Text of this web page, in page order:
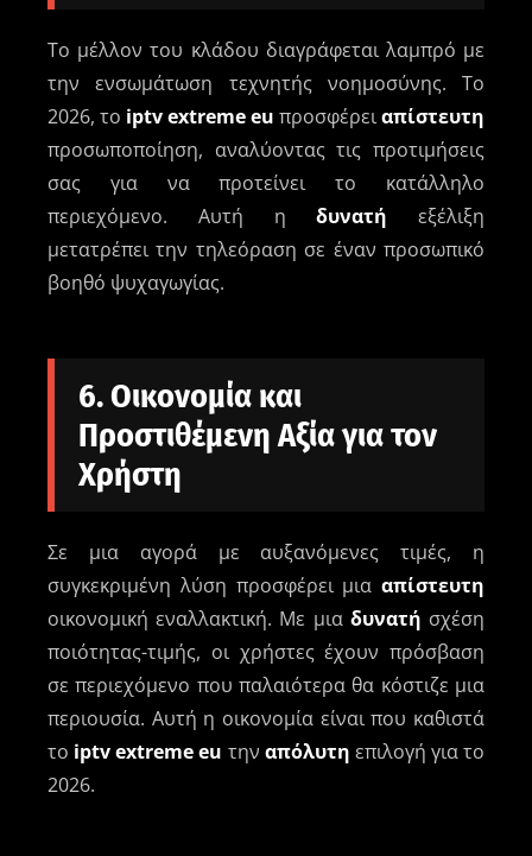
Το μέλλον του κλάδου διαγράφεται λαμπρό με
την ενσωμάτωση τεχνητής νοημοσύνης. Το
2026, το iptv extreme eu προσφέρειαπίστευτη
προσωποποίηση, αναλύοντας τις προτιμήσεις
σας για να προτείνει το κατάλληλο
περιεχόμενο. Αυτή ηδυνατή εξέλιξη
μετατρέπει την τηλεόραση σε έναν προσωπικό
βοηθό ψυχαγωγίας.
6. Οικονομία και
Προστιθέμενη Αξία για τον
Χρήστη
Σε μια αγορά με αυξανόμενες τιμές, η
συγκεκριμένη λύση προσφέρει μια απίστευτη
οικονομική εναλλακτική. Με μια δυνατή σχέση
ποιότητας-τιμής, οι χρήστες έχουν πρόσβαση
σε περιεχόμενο που παλαιότερα θα κόστιζε μια
περιουσία. Αυτή η οικονομία είναι που καθιστά
το iptv extreme eu την απόλυτη επιλογή για το
2026.